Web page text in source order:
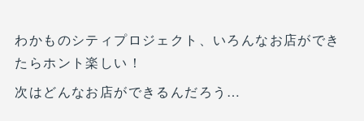
わかものシティプロジェクト、いろんなお店ができ
たらホント楽しい！
次はどんなお店ができるんだろう…